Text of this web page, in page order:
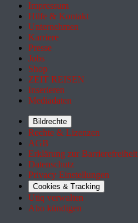
Impressum
Hilfe & Kontakt
Unternehmen
Karriere
Presse
Jobs
Shop
ZEIT REISEN
Inserieren
Mediadaten
Bildrechte
Rechte & Lizenzen
AGB
Erklärung zur Barrierefreiheit
Datenschutz
Privacy Einstellungen
Cookies & Tracking
Utiq verwalten
Abo kündigen